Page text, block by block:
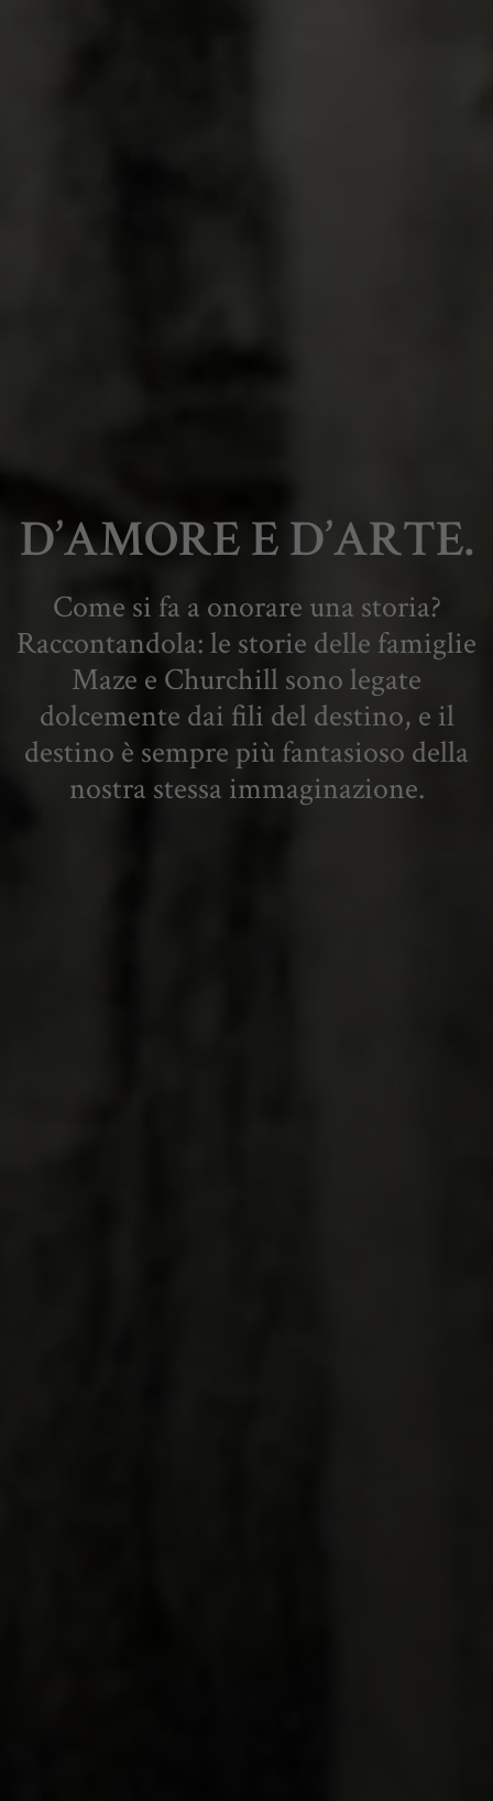
D’AMORE E D’ARTE.
Come si fa a onorare una storia?
Raccontandola: le storie delle famiglie
Maze e Churchill sono legate
dolcemente dai fili del destino, e il
destino è sempre più fantasioso della
nostra stessa immaginazione.